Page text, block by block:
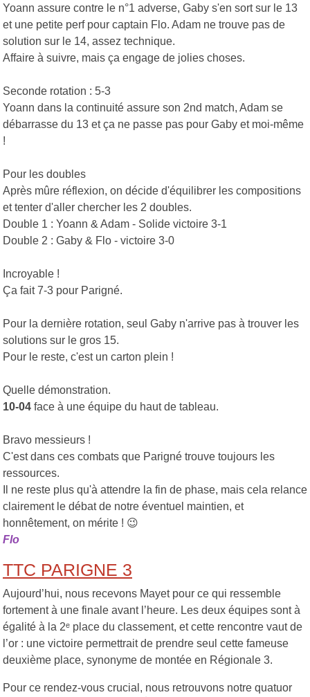
Yoann assure contre le n°1 adverse, Gaby s'en sort sur le 13
et une petite perf pour captain Flo. Adam ne trouve pas de
solution sur le 14, assez technique.
Affaire à suivre, mais ça engage de jolies choses.
Seconde rotation : 5-3
Yoann dans la continuité assure son 2nd match, Adam se
débarrasse du 13 et ça ne passe pas pour Gaby et moi-même
!
Pour les doubles
Après mûre réflexion, on décide d'équilibrer les compositions
et tenter d'aller chercher les 2 doubles.
Double 1 : Yoann & Adam - Solide victoire 3-1
Double 2 : Gaby & Flo - victoire 3-0
Incroyable !
Ça fait 7-3 pour Parigné.
Pour la dernière rotation, seul Gaby n'arrive pas à trouver les
solutions sur le gros 15.
Pour le reste, c'est un carton plein !
Quelle démonstration.
10-04 face à une équipe du haut de tableau.
Bravo messieurs !
C'est dans ces combats que Parigné trouve toujours les
ressources.
Il ne reste plus qu'à attendre la fin de phase, mais cela relance
clairement le débat de notre éventuel maintien, et
honnêtement, on mérite ! 😉
Flo
TTC PARIGNE 3
Aujourd’hui, nous recevons Mayet pour ce qui ressemble
fortement à une finale avant l’heure. Les deux équipes sont à
égalité à la 2ᵉ place du classement, et cette rencontre vaut de
l’or : une victoire permettrait de prendre seul cette fameuse
deuxième place, synonyme de montée en Régionale 3.
Pour ce rendez-vous crucial, nous retrouvons notre quatuor